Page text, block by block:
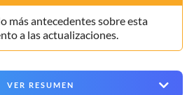
más antecedentes sobre esta
a las actualizaciones.
VER RESUMEN